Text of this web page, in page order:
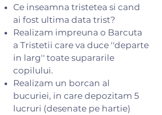
Ce inseamna tristetea si cand
ai fost ultima data trist?
Realizam impreuna o Barcuta
a Tristetii care va duce ''departe
in larg'' toate supararile
copilului.
Realizam un borcan al
bucuriei, in care depozitam 5
lucruri (desenate pe hartie)